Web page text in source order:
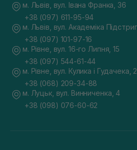
м. Львів, вул. Івана Франка, 36
+38 (097) 611-95-94
м. Львів, вул. Академіка
+38 (097) 101-97-16
м. Рівне, вул. 16-го Липня, 15
+38 (097) 544-61-44
м. Рівне, вул. Кулика і
+38 (068) 209-34-88
м. Луцьк, вул. Винниченка, 4
+38 (098) 076-60-62